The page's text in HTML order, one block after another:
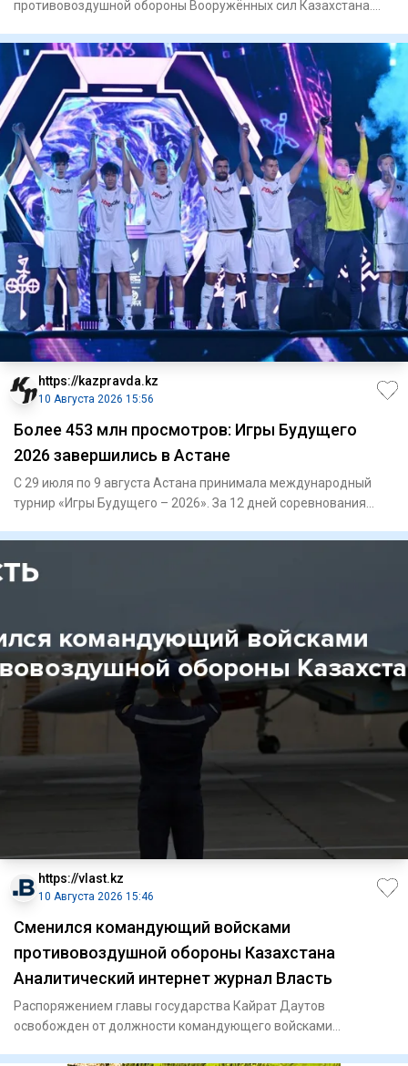
противовоздушной обороны Вооружённых сил Казахстана.
https://kazpravda.kz
10 Августа 2026 15:56
Более 453 млн просмотров: Игры Будущего
2026 завершились в Астане
С 29 июля по 9 августа Астана принимала международный
турнир «Игры Будущего – 2026». За 12 дней соревнования
https://vlast.kz
10 Августа 2026 15:46
Сменился командующий войсками
противовоздушной обороны Казахстана
Аналитический интернет журнал Власть
Распоряжением главы государства Кайрат Даутов
освобожден от должности командующего войсками